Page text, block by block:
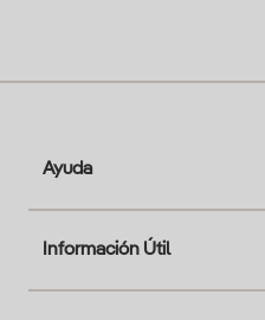
Ayuda
Información Útil